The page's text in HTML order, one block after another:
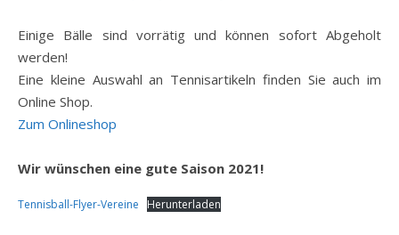
Einige Bälle sind vorrätig und können sofort Abgeholt
werden!
Eine kleine Auswahl an Tennisartikeln finden Sie auch im
Online Shop.
Zum Onlineshop
Wir wünschen eine gute Saison 2021!
Tennisball-Flyer-Vereine Herunterladen